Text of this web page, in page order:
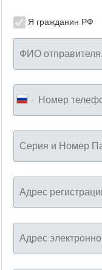
Я гражданин РФ